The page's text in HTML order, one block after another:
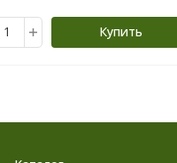
Купить